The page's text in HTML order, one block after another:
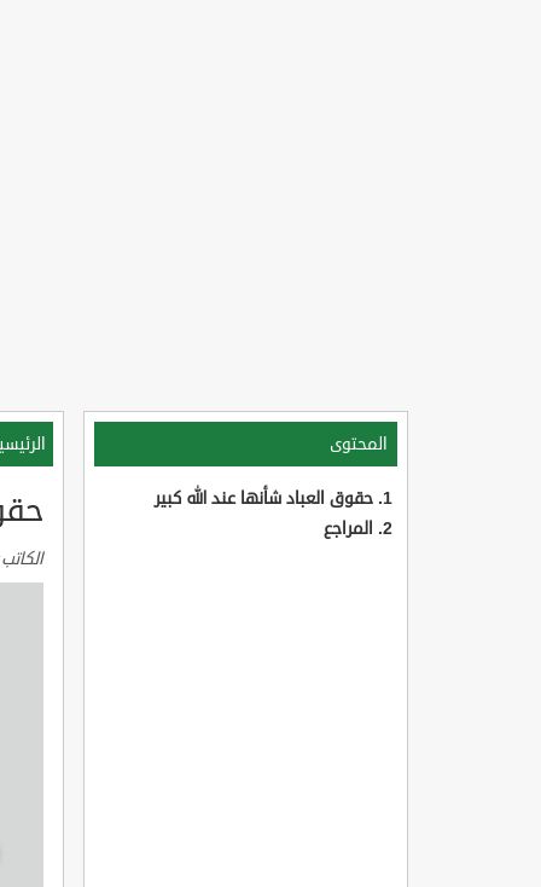
المحتوى
حقوق العباد شأنها عند الله كبير
المراجع